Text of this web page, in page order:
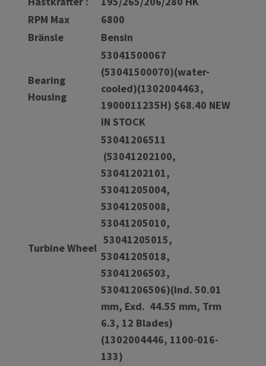
RPM Max
6800
Bränsle
Bensin
Bearing
Housing
53041500067
(53041500070)(water-
cooled)(1302004463,
1900011235H) $68.40 NEW
IN STOCK
Turbine Wheel
53041206511
(53041202100,
53041202101,
53041205004,
53041205008,
53041205010,
53041205015,
53041205018,
53041206503,
53041206506)(Ind. 50.01
mm, Exd. 44.55 mm, Trm
6.3, 12 Blades)
(1302004446, 1100-016-
133)